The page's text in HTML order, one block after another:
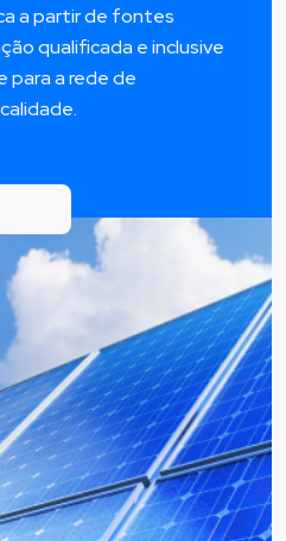
a partir de fontes
qualificada e inclusive
para a rede de